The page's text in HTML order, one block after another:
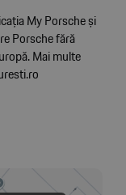
My Porsche și
Porsche fără
Mai multe